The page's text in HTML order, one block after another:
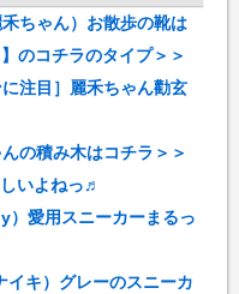
ちゃん）お散歩の靴は
のコチラのタイプ＞＞
注目］麗禾ちゃん勸玄
の積み木はコチラ＞＞
いよねっ♬
）愛用スニーカーまるっ
キ）グレーのスニーカ